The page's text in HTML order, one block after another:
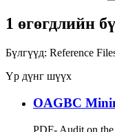
1 өгөгдлийн
Бүлгүүд: Reference
Үр дүнг шүүх
OAGBC
PDF- Audit on